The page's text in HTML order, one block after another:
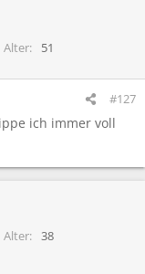
Alter
51
#127
ich immer voll
Alter
38